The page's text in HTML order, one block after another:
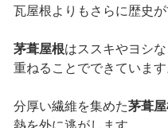
瓦屋根よりもさらに歴史
茅葺屋根はススキやヨシ
重ねることでできています
分厚い繊維を集めた茅葺